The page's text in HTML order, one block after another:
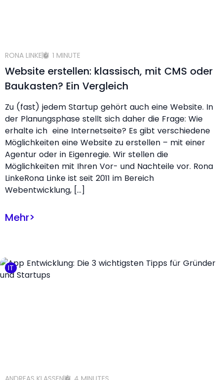
RONA LINKE 1 MINUTE
Website erstellen: klassisch, mit CMS oder
Baukasten? Ein Vergleich
Zu (fast) jedem Startup gehört auch eine Website. In
der Planungsphase stellt sich daher die Frage: Wie
erhalte ich eine Internetseite? Es gibt verschiedene
Möglichkeiten eine Website zu erstellen – mit einer
Agentur oder in Eigenregie. Wir stellen die
Möglichkeiten mit Ihren Vor- und Nachteile vor. Rona
LinkeRona Linke ist seit 2011 im Bereich
Webentwicklung, […]
Mehr>
IT